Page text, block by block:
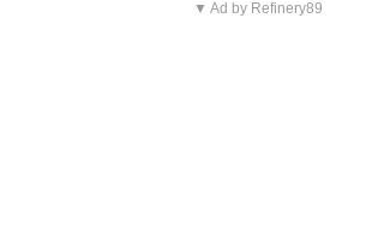
▼ Ad by Refinery89